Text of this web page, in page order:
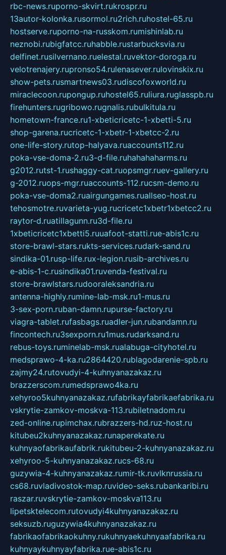
rbc-news.ruporno-skvirt.rukrospr.ru
13autor-kolonka.rusormol.ru2rich.ruhostel-65.ru
hostserve.ruporno-na-russkom.rumishinlab.ru
neznobi.rubigfatcc.ruhabble.rustarbucksvia.ru
delfinet.rusilvernano.ruelestal.ruvektor-doroga.ru
velotrenajery.rupronso54.rulenasever.rulovinskix.ru
show-pets.rusmartnews03.rudiscofoxworld.ru
miraclecoon.rupongup.ruhostel65.ruliura.ruglasspb.ru
firehunters.rugribowo.rugnalis.rubulkitula.ru
hometown-france.ru1-xbeticricetc-1-xbetti-5.ru
shop-garena.rucricetc-1-xbetr-1-xbetcc-2.ru
one-life-story.rutop-halyava.ruaccounts112.ru
poka-vse-doma-2.ru3-d-file.ruhahahaharms.ru
g2012.rutst-1.rushaggy-cat.ruopsmgr.ruev-gallery.ru
g-2012.ruops-mgr.ruaccounts-112.rucsm-demo.ru
poka-vse-doma2.ruairgungames.ruallseo-host.ru
tehosmotre.ruvarieta-yug.rucricetc1xbetr1xbetcc2.ru
raytor-d.ruatillagunn.ru3d-file.ru
1xbeticricetc1xbetti5.ruuafoot-statti.rue-abis1c.ru
store-brawl-stars.rukts-services.rudark-sand.ru
sindika-01.rusp-life.rux-legion.rusib-archives.ru
e-abis-1-c.rusindika01.ruvenda-festival.ru
store-brawlstars.rudooraleksandria.ru
antenna-highly.rumine-lab-msk.ru1-mus.ru
3-sex-porn.ruban-damn.rupurse-factory.ru
viagra-tablet.rufasbags.ruadler-jun.rubandamn.ru
fincontech.ru3sexporn.ru1mus.rudarksand.ru
rebus-toys.ruminelab-msk.rualabuga-cityhotel.ru
medsprawo-4-ka.ru2864420.rublagodarenie-spb.ru
zajmy24.rutovudyi-4-kuhnyanazakaz.ru
brazzerscom.rumedsprawo4ka.ru
xehyroo5kuhnyanazakaz.rufabrikayfabrikaefabrika.ru
vskrytie-zamkov-moskva-113.rubiletnadom.ru
zed-online.rupimchax.rubrazzers-hd.ruz-host.ru
kitubeu2kuhnyanazakaz.runaperekate.ru
kuhnyaofabrikaufabrik.rukitubeu-2-kuhnyanazakaz.ru
xehyroo-5-kuhnyanazakaz.rucs-68.ru
guzywia-4-kuhnyanazakaz.rumir-tk.ruvlknrussia.ru
cs68.ruvladivostok-map.ruvideo-seks.rubankaribi.ru
raszar.ruvskrytie-zamkov-moskva113.ru
lipetsktelecom.rutovudyi4kuhnyanazakaz.ru
seksuzb.ruguzywia4kuhnyanazakaz.ru
fabrikaofabrikaokuhny.rukuhnyaekuhnyaafabrika.ru
kuhnyaykuhnyayfabrika.rue-abis1c.ru